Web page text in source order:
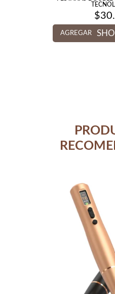
$
AGREGAR